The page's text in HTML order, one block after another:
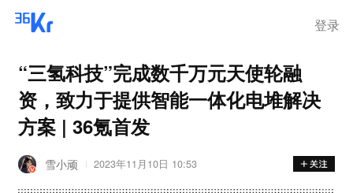
登录
“三氢科技”完成数千万元天使轮融
资，致力于提供智能一体化电堆解决
方案 | 36氪首发
雪小顽 2023年11月10日 10:53